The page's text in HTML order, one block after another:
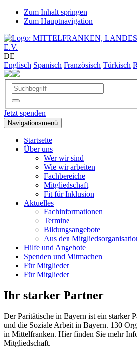
Zum Inhalt springen
Zum Hauptnavigation
DE
Englisch Spanisch Französisch Türkisch
Jetzt spenden
Navigationsmenü
Startseite
Über uns
Wer wir sind
Wie wir arbeiten
Fachbereiche
Mitgliedschaft
Fit für Inklusion
Aktuelles
Fachinformationen
Termine
Bildungsangebote
Aus den
Hilfe und Angebote
Spenden und Mitmachen
Für Mitglieder
Für Mitglieder
Ihr starker Partner
Der Paritätische in Bayern ist ein starker
und die Soziale Arbeit in Bayern. 130
in Mittelfranken. Hier finden Sie mehr
Mitgliedschaft.